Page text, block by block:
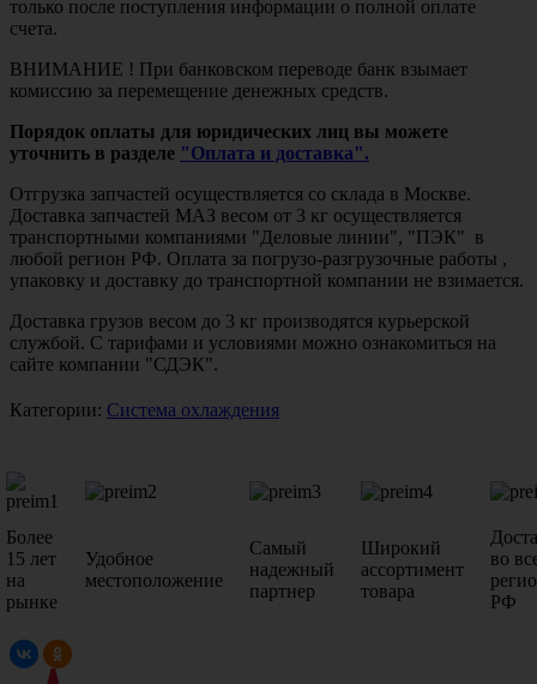
только после поступления информации о полной оплате
счета.
ВНИМАНИЕ ! При банковском переводе банк взымает
комиссию за перемещение денежных средств.
Порядок оплаты для юридических лиц вы можете
уточнить в разделе "Оплата и доставка".
Отгрузка запчастей осуществляется со склада в Москве.
Доставка запчастей МАЗ весом от 3 кг осуществляется
транспортными компаниями "Деловые линии", "ПЭК" в
любой регион РФ. Оплата за погрузо-разгрузочные работы ,
упаковку и доставку до транспортной компании не взимается.
Доставка грузов весом до 3 кг производятся курьерской
службой. С тарифами и условиями можно ознакомиться на
сайте компании "СДЭК".
Категории: Система охлаждения
Более
15 лет
на
рынке
Удобное
местоположение
Самый
надежный
партнер
Широкий
ассортимент
товара
во
РФ